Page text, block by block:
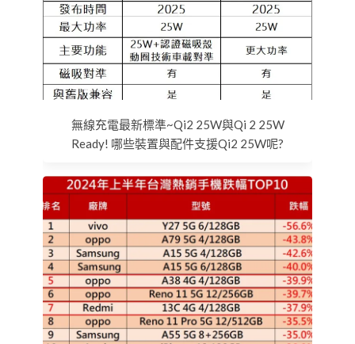
無線充電最新標準~Qi2 25W與Qi 2 25W
Ready! 哪些裝置與配件支援Qi2 25W呢?